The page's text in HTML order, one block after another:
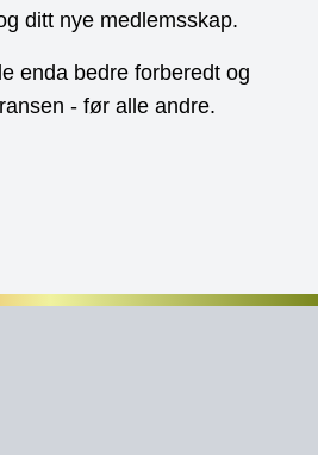
ditt nye medlemsskap.
enda bedre forberedt og
- før alle andre.